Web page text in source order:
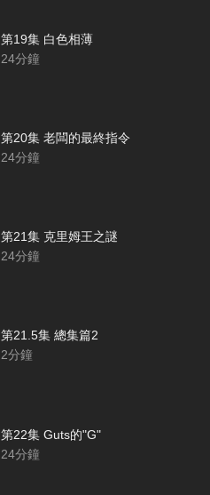
第19集 白色相薄
24分鐘
第20集 老闆的最終指令
24分鐘
第21集 克里姆王之謎
24分鐘
第21.5集 總集篇2
2分鐘
第22集 Guts的"G"
24分鐘